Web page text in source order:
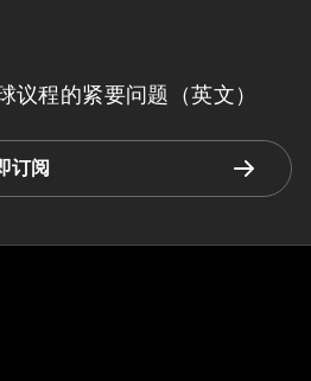
议程的紧要问题（英文）
订阅